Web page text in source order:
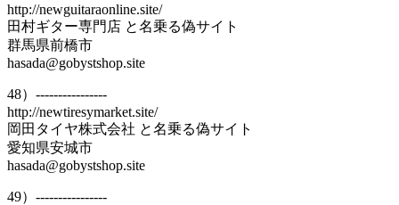
http://newguitaraonline.site/
田村ギター専門店 と名乗る偽サイト
群馬県前橋市
hasada@gobystshop.site
48）----------------
http://newtiresymarket.site/
岡田タイヤ株式会社 と名乗る偽サイト
愛知県安城市
hasada@gobystshop.site
49）----------------